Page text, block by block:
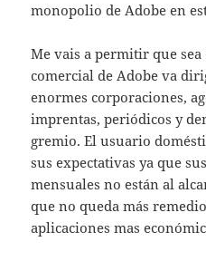
monopolio de Adobe en
Me vais a permitir que
comercial de Adobe va
enormes corporaciones,
imprentas, periódicos y
gremio. El usuario
sus expectativas ya que
mensuales no están al
que no queda más
aplicaciones mas